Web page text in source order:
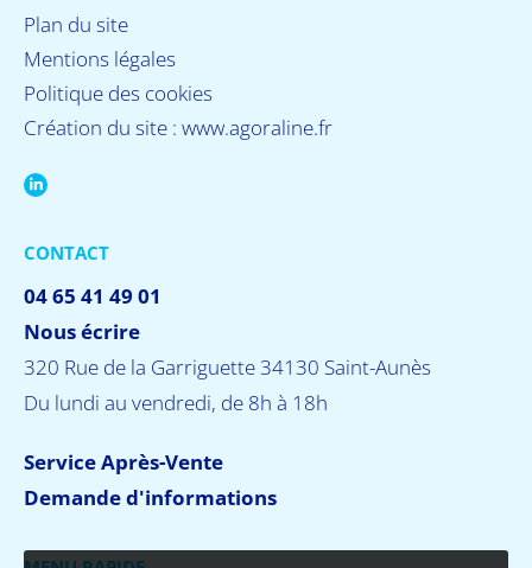
Plan du site
Mentions légales
Politique des cookies
Création du site : www.agoraline.fr
CONTACT
04 65 41 49 01
Nous écrire
320 Rue de la Garriguette 34130 Saint-Aunès
Du lundi au vendredi, de 8h à 18h
Service Après-Vente
Demande d'informations